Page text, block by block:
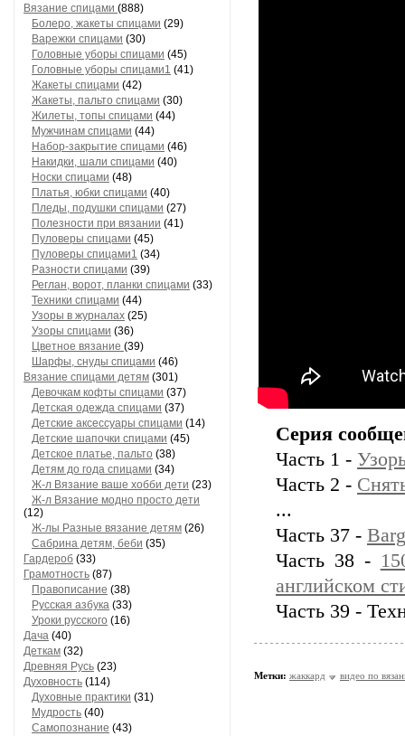
Вязание спицами (888)
Болеро, жакеты спицами (29)
Варежки спицами (30)
Головные уборы спицами (45)
Головные уборы спицами1 (41)
Жакеты спицами (42)
Жакеты, пальто спицами (30)
Жилеты, топы спицами (44)
Мужчинам спицами (44)
Набор-закрытие спицами (46)
Накидки, шали спицами (40)
Носки спицами (48)
Платья, юбки спицами (40)
Пледы, подушки спицами (27)
Полезности при вязании (41)
Пуловеры спицами (45)
Пуловеры спицами1 (34)
Разности спицами (39)
Реглан, ворот, планки спицами (33)
Техники спицами (44)
Узоры в журналах (25)
Узоры спицами (36)
Цветное вязание (39)
Шарфы, снуды спицами (46)
Вязание спицами детям (301)
Девочкам кофты спицами (37)
Детская одежда спицами (37)
Детские аксессуары спицами (14)
Детские шапочки спицами (45)
Детское платье, пальто (38)
Детям до года спицами (34)
Ж-л Вязание ваше хобби дети (23)
Ж-л Вязание модно просто дети
(12)
Ж-лы Разные вязание детям (26)
Сабринa детям, беби (35)
Гардероб (33)
Грамотность (87)
Правописание (38)
Русская азбука (33)
Уроки русского (16)
Дача (40)
Деткам (32)
Древняя Русь (23)
Духовность (114)
Духовные практики (31)
Мудрость (40)
Самопознание (43)
Серия
Часть 1 -
Часть 2 -
...
Часть 37 -
Часть 38 -
английском
Часть 39 -
Метки: жаккард видео по